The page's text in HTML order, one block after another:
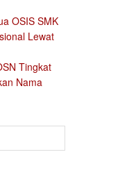
OSIS SMK
Lewat
Tingkat
Nama